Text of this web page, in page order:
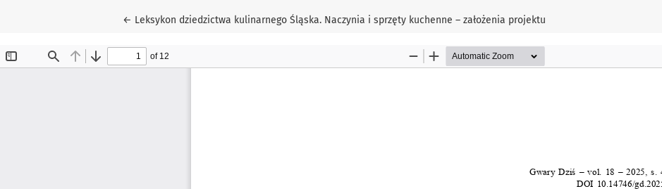
← Wróć do szczegółów artykułu
Leksykon dziedzictwa kulinarnego Śląska. Naczynia i sprzęty kuchenne – założenia projektu